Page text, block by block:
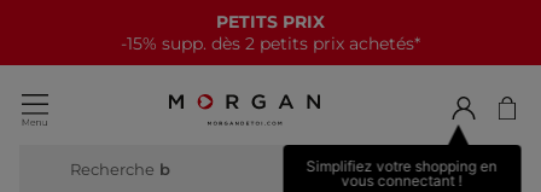
PETITS PRIX
-15% supp. dès 2 petits prix achetés*
Simplifiez votre shopping en
vous connectant !
Recherche botte